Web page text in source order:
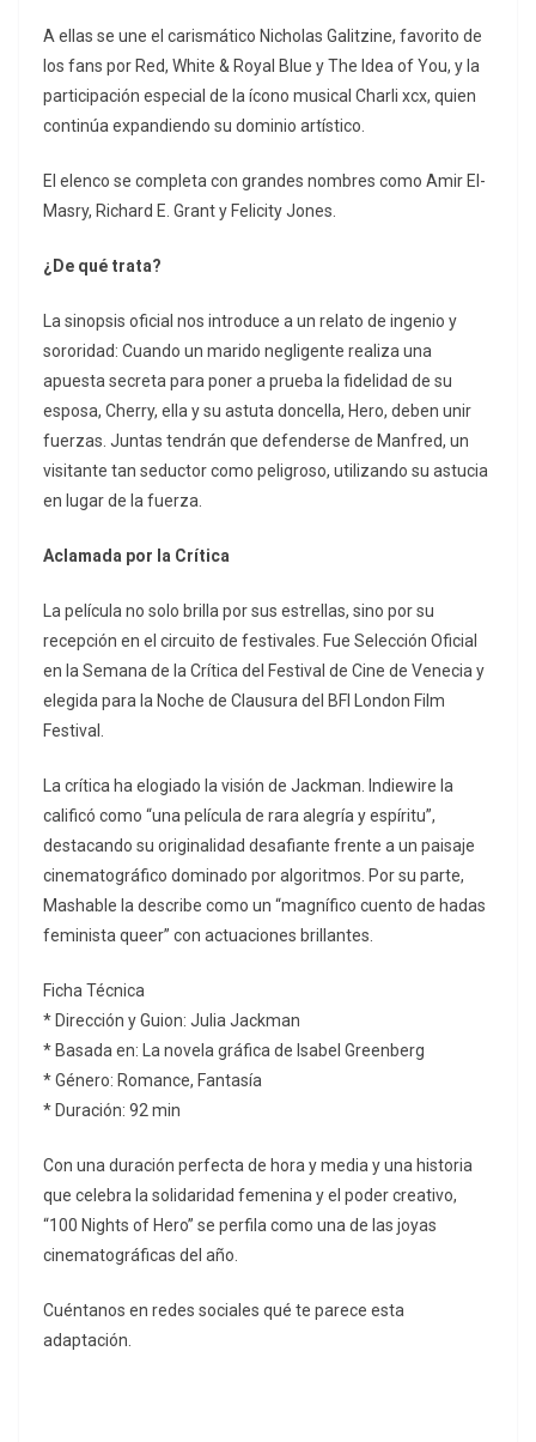
A ellas se une el carismático Nicholas Galitzine, favorito de
los fans por Red, White & Royal Blue y The Idea of You, y la
participación especial de la ícono musical Charli xcx, quien
continúa expandiendo su dominio artístico.
El elenco se completa con grandes nombres como Amir El-
Masry, Richard E. Grant y Felicity Jones.
¿De qué trata?
La sinopsis oficial nos introduce a un relato de ingenio y
sororidad: Cuando un marido negligente realiza una
apuesta secreta para poner a prueba la fidelidad de su
esposa, Cherry, ella y su astuta doncella, Hero, deben unir
fuerzas. Juntas tendrán que defenderse de Manfred, un
visitante tan seductor como peligroso, utilizando su astucia
en lugar de la fuerza.
Aclamada por la Crítica
La película no solo brilla por sus estrellas, sino por su
recepción en el circuito de festivales. Fue Selección Oficial
en la Semana de la Crítica del Festival de Cine de Venecia y
elegida para la Noche de Clausura del BFI London Film
Festival.
La crítica ha elogiado la visión de Jackman. Indiewire la
calificó como “una película de rara alegría y espíritu”,
destacando su originalidad desafiante frente a un paisaje
cinematográfico dominado por algoritmos. Por su parte,
Mashable la describe como un “magnífico cuento de hadas
feminista queer” con actuaciones brillantes.
Ficha Técnica
* Dirección y Guion: Julia Jackman
* Basada en: La novela gráfica de Isabel Greenberg
* Género: Romance, Fantasía
* Duración: 92 min
Con una duración perfecta de hora y media y una historia
que celebra la solidaridad femenina y el poder creativo,
“100 Nights of Hero” se perfila como una de las joyas
cinematográficas del año.
Cuéntanos en redes sociales qué te parece esta
adaptación.